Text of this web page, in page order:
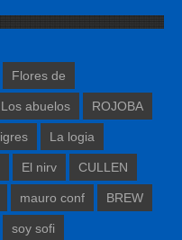
Flores de
Los abuelos ROJOBA
La logia
El nirv CULLEN
mauro conf BREW
soy sofi